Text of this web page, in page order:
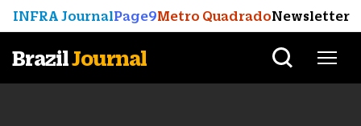
INFRA JournalPage9Metro QuadradoNewsletter
BrazilJournal